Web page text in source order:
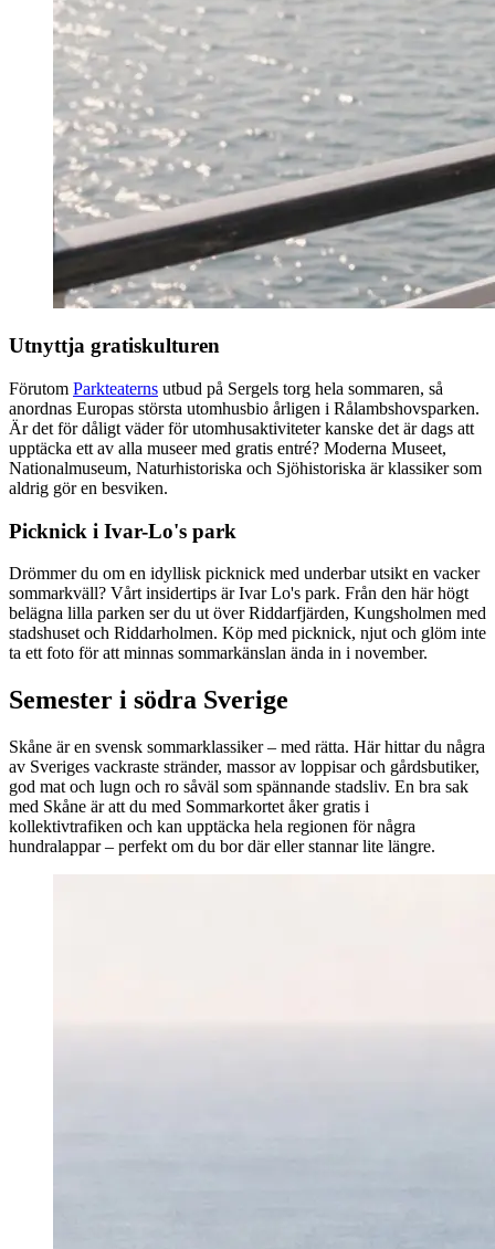
Utnyttja gratiskulturen
Förutom Parkteaterns utbud på Sergels torg hela sommaren, så
anordnas Europas största utomhusbio årligen i Rålambshovsparken.
Är det för dåligt väder för utomhusaktiviteter kanske det är dags att
upptäcka ett av alla museer med gratis entré? Moderna Museet,
Nationalmuseum, Naturhistoriska och Sjöhistoriska är klassiker som
aldrig gör en besviken.
Picknick i Ivar-Lo's park
Drömmer du om en idyllisk picknick med underbar utsikt en vacker
sommarkväll? Vårt insidertips är Ivar Lo's park. Från den här högt
belägna lilla parken ser du ut över Riddarfjärden, Kungsholmen med
stadshuset och Riddarholmen. Köp med picknick, njut och glöm inte
ta ett foto för att minnas sommarkänslan ända in i november.
Semester i södra Sverige
Skåne är en svensk sommarklassiker – med rätta. Här hittar du några
av Sveriges vackraste stränder, massor av loppisar och gårdsbutiker,
god mat och lugn och ro såväl som spännande stadsliv. En bra sak
med Skåne är att du med Sommarkortet åker gratis i
kollektivtrafiken och kan upptäcka hela regionen för några
hundralappar – perfekt om du bor där eller stannar lite längre.